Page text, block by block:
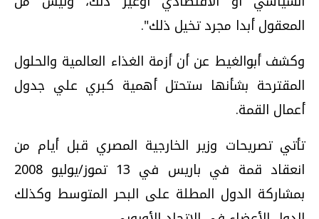
المعقول أبدا مجرد تخيل ذلك".
وكشف أبوالغيط عن أن أزمة الغذاء العالمية والحلول
المقترحة بشأنها ستحتل أهمية كبري علي جدول
أعمال القمة.
تأتي تصريحات وزير الخارجية المصري قبل أيام من
انعقاد قمة في باريس في 13 تموز/يوليو 2008
بمشاركة الدول المطلة على البحر المتوسط وكذلك